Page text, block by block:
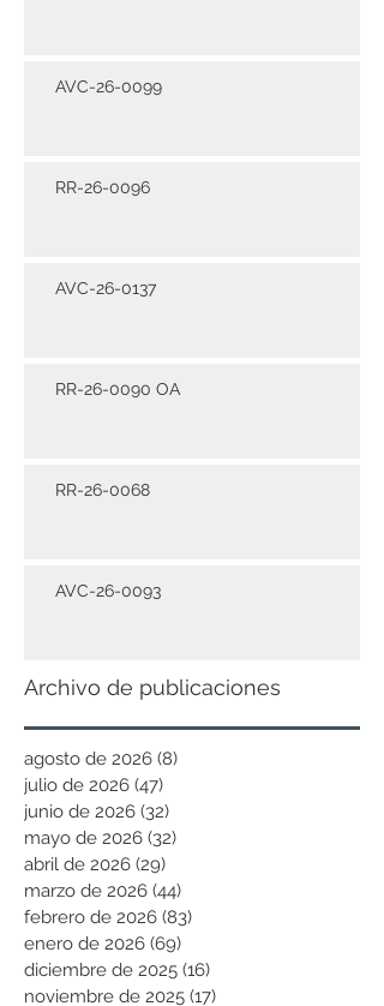
AVC-26-0099
RR-26-0096
AVC-26-0137
RR-26-0090 OA
RR-26-0068
AVC-26-0093
Archivo de publicaciones
agosto de 2026 (8)
julio de 2026 (47)
junio de 2026 (32)
mayo de 2026 (32)
abril de 2026 (29)
marzo de 2026 (44)
febrero de 2026 (83)
enero de 2026 (69)
diciembre de 2025 (16)
noviembre de 2025 (17)